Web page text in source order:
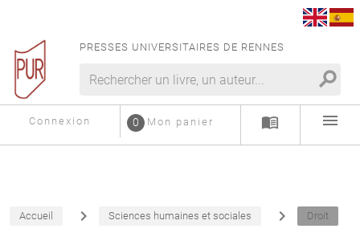
PRESSES UNIVERSITAIRES DE RENNES
search
Connexion Mon panier
0 menu_book menu
Accueil navigate_next Sciences humaines et sociales navigate_next Droit